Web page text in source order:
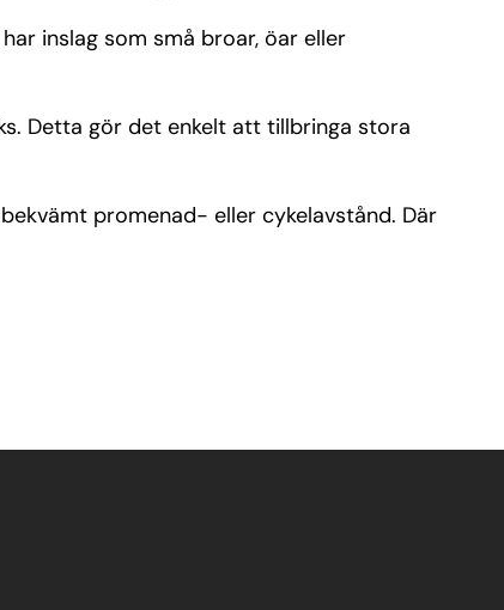
inslag som små broar, öar eller
Detta gör det enkelt att tillbringa stora
promenad- eller cykelavstånd. Där